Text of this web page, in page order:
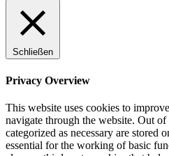
Schließen
Privacy Overview
This website uses cookies to
navigate through the website. Out of
categorized as necessary are stored
essential for the working of basic